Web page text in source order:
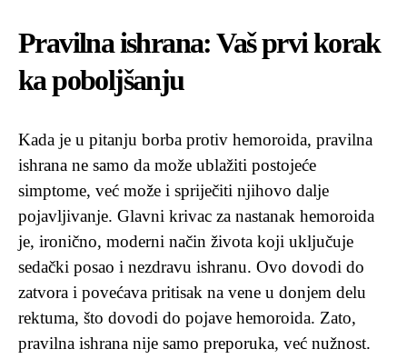
Pravilna ishrana: Vaš prvi korak
ka poboljšanju
Kada je u pitanju borba protiv hemoroida, pravilna
ishrana ne samo da može ublažiti postojeće
simptome, već može i spriječiti njihovo dalje
pojavljivanje. Glavni krivac za nastanak hemoroida
je, ironično, moderni način života koji uključuje
sedački posao i nezdravu ishranu. Ovo dovodi do
zatvora i povećava pritisak na vene u donjem delu
rektuma, što dovodi do pojave hemoroida. Zato,
pravilna ishrana nije samo preporuka, već nužnost.